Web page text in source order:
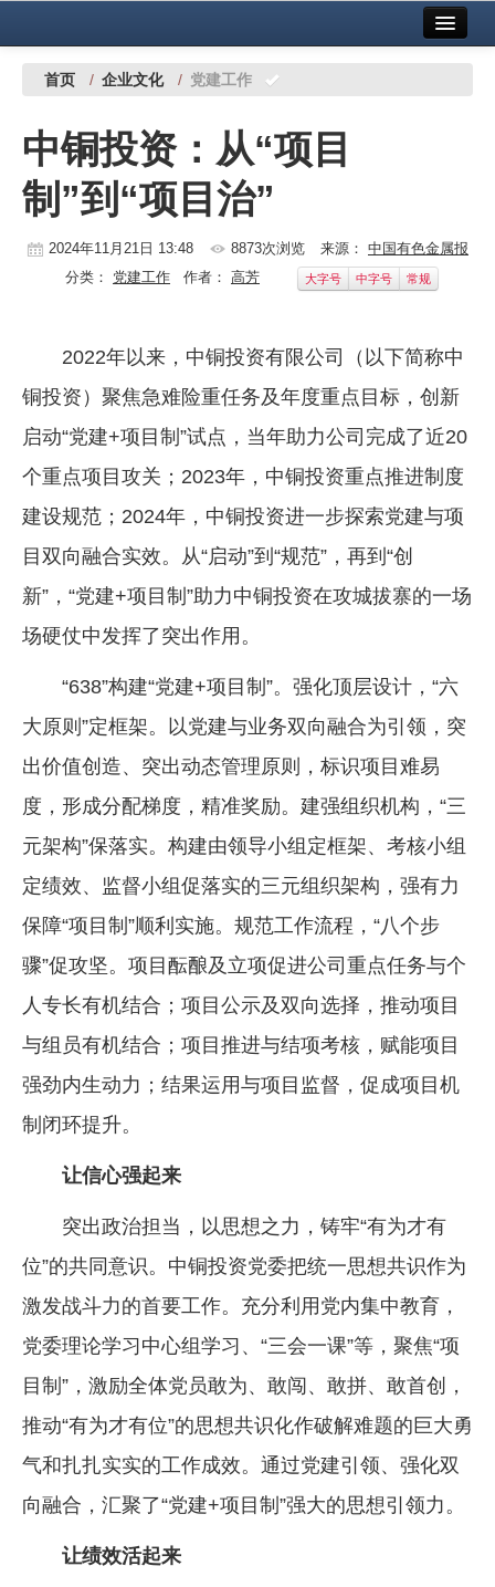
中国有色金属报社主办 广告服务
铜镍铅锌
铝
稀有稀土
镁钛
地矿 建设
党建工作
企业文化
《资源再生》杂志
首页 / 企业文化 / 党建工作
中铜投资：从“项目
制”到“项目治”
2024年11月21日 13:48 8873次浏览 来源： 中国有色金属报
分类： 党建工作 作者： 高芳 大字号 中字号 常规
2022年以来，中铜投资有限公司（以下简称中
铜投资）聚焦急难险重任务及年度重点目标，创新
启动“党建+项目制”试点，当年助力公司完成了近20
个重点项目攻关；2023年，中铜投资重点推进制度
建设规范；2024年，中铜投资进一步探索党建与项
目双向融合实效。从“启动”到“规范”，再到“创
新”，“党建+项目制”助力中铜投资在攻城拔寨的一场
场硬仗中发挥了突出作用。
“638”构建“党建+项目制”。强化顶层设计，“六
大原则”定框架。以党建与业务双向融合为引领，突
出价值创造、突出动态管理原则，标识项目难易
度，形成分配梯度，精准奖励。建强组织机构，“三
元架构”保落实。构建由领导小组定框架、考核小组
定绩效、监督小组促落实的三元组织架构，强有力
保障“项目制”顺利实施。规范工作流程，“八个步
骤”促攻坚。项目酝酿及立项促进公司重点任务与个
人专长有机结合；项目公示及双向选择，推动项目
与组员有机结合；项目推进与结项考核，赋能项目
强劲内生动力；结果运用与项目监督，促成项目机
制闭环提升。
让信心强起来
突出政治担当，以思想之力，铸牢“有为才有
位”的共同意识。中铜投资党委把统一思想共识作为
激发战斗力的首要工作。充分利用党内集中教育，
党委理论学习中心组学习、“三会一课”等，聚焦“项
目制”，激励全体党员敢为、敢闯、敢拼、敢首创，
推动“有为才有位”的思想共识化作破解难题的巨大勇
气和扎扎实实的工作成效。通过党建引领、强化双
向融合，汇聚了“党建+项目制”强大的思想引领力。
让绩效活起来